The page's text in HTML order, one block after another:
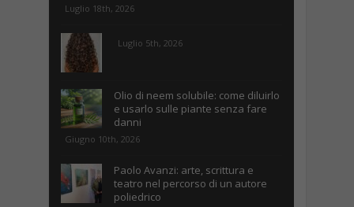
Luglio 18th, 2026
Luglio 5th, 2026
Olio di neem solubile: come diluirlo
e usarlo sulle piante senza fare
danni
Giugno 10th, 2026
Paolo Avanzi: arte, scrittura e
teatro nel percorso di un autore
poliedrico